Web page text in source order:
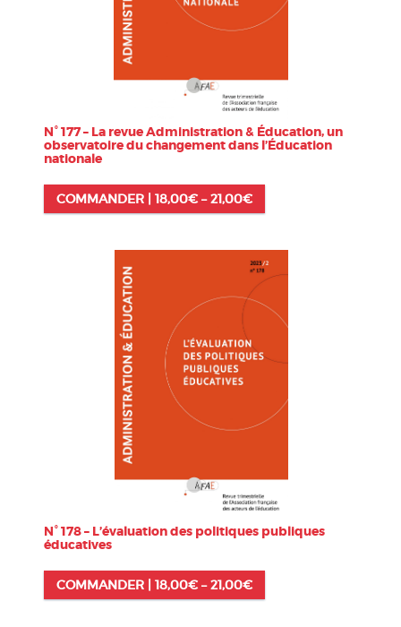
N° 177 – La revue Administration & Éducation, un
observatoire du changement dans l’Éducation
nationale
COMMANDER | 18,00€–21,00€
N° 178 – L’évaluation des politiques publiques
éducatives
COMMANDER | 18,00€–21,00€